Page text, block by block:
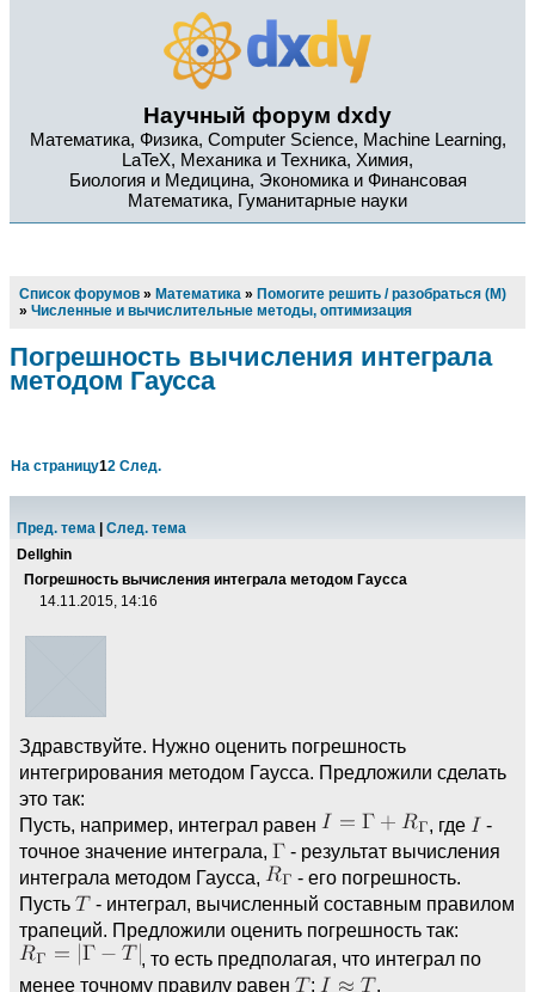
Научный форум dxdy
Математика, Физика, Computer Science, Machine Learning,
LaTeX, Механика и Техника, Химия,
Биология и Медицина, Экономика и Финансовая
Математика, Гуманитарные науки
Список форумов » Математика » Помогите решить / разобраться (М)
» Численные и вычислительные методы, оптимизация
Погрешность вычисления интеграла
методом Гаусса
На страницу12 След.
Пред. тема
След. тема
Dellghin
Погрешность вычисления интеграла методом Гаусса
14.11.2015, 14:16
Здравствуйте. Нужно оценить погрешность
интегрирования методом Гаусса. Предложили сделать
это так:
Пусть, например, интеграл равен
, где
-
точное значение интеграла,
- результат вычисления
интеграла методом Гаусса,
- его погрешность.
Пусть
- интеграл, вычисленный составным правилом
трапеций. Предложили оценить погрешность так:
, то есть предполагая, что интеграл по
менее точному правилу равен
:
.